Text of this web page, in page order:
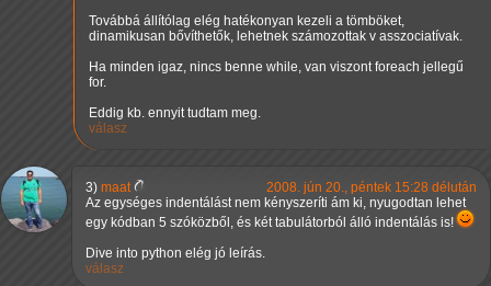
Továbbá állítólag elég hatékonyan kezeli a tömböket,
dinamikusan bővíthetők, lehetnek számozottak v asszociatívak.
Ha minden igaz, nincs benne while, van viszont foreach jellegű
for.
Eddig kb. ennyit tudtam meg.
válasz
3) maat
2008. jún 20., péntek 15:28 délután
Az egységes indentálást nem kényszeríti ám ki, nyugodtan lehet
egy kódban 5 szóközből, és két tabulátorból álló indentálás is!
Dive into python elég jó leírás.
válasz